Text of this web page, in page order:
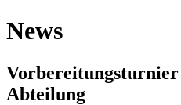
News
Abteilung